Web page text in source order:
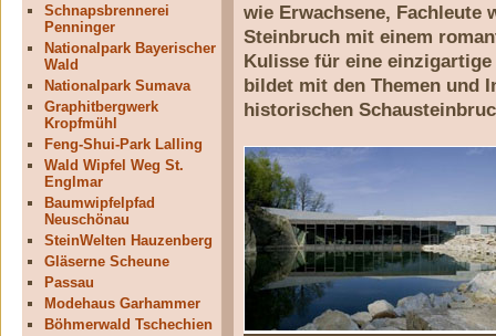
Schnapsbrennerei
Penninger
Nationalpark Bayerischer
Wald
Nationalpark Sumava
Graphitbergwerk
Kropfmühl
Feng-Shui-Park Lalling
Wald Wipfel Weg St.
Englmar
Baumwipfelpfad
Neuschönau
SteinWelten Hauzenberg
Gläserne Scheune
Passau
Modehaus Garhammer
Böhmerwald Tschechien
wie Erwachsene, Fachleute
Steinbruch mit einem
Kulisse für eine
bildet mit den Themen und
historischen